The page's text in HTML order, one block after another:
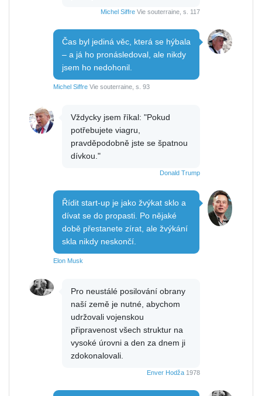
Michel Siffre Vie souterraine, s. 117
Čas byl jediná věc, která se hýbala
– a já ho pronásledoval, ale nikdy
jsem ho nedohonil.
Michel Siffre Vie souterraine, s. 93
Vždycky jsem říkal: "Pokud
potřebujete viagru,
pravděpodobně jste se špatnou
dívkou."
Donald Trump
Řídit start-up je jako žvýkat sklo a
dívat se do propasti. Po nějaké
době přestanete zírat, ale žvýkání
skla nikdy neskončí.
Elon Musk
Pro neustálé posilování obrany
naší země je nutné, abychom
udržovali vojenskou
připravenost všech struktur na
vysoké úrovni a den za dnem ji
zdokonalovali.
Enver Hodža 1978